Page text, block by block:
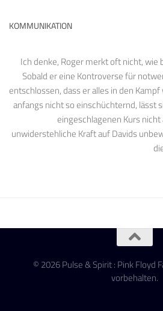
KOMMUNIKATION
Ich denke, Roger merkt oft nicht, wie
Sobald er eine Kontroverse für
entschlossen, dass er alles in den
anfangs nicht so einschüchternd, lässt
eingeschlagenen Kurs
unwiderstehliche Kraft auf Davids
© 2026 Pulse & Spirit : Pink Floyd
vorbehalten.